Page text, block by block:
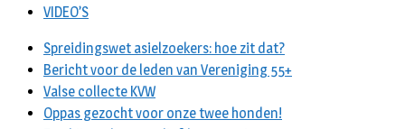
VIDEO’S
Spreidingswet asielzoekers: hoe zit dat?
Bericht voor de leden van Vereniging 55+
Valse collecte KVW
Oppas gezocht voor onze twee honden!